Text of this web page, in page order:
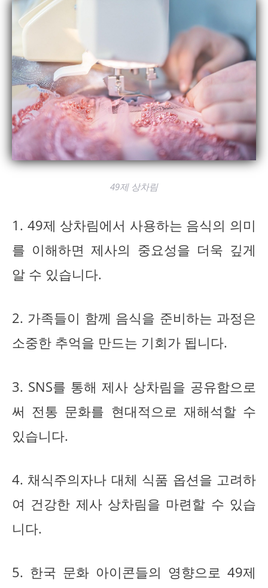
49제 상차림
1. 49제 상차림에서 사용하는 음식의 의미
를 이해하면 제사의 중요성을 더욱 깊게
알 수 있습니다.
2. 가족들이 함께 음식을 준비하는 과정은
소중한 추억을 만드는 기회가 됩니다.
3. SNS를 통해 제사 상차림을 공유함으로
써 전통 문화를 현대적으로 재해석할 수
있습니다.
4. 채식주의자나 대체 식품 옵션을 고려하
여 건강한 제사 상차림을 마련할 수 있습
니다.
5. 한국 문화 아이콘들의 영향으로 49제